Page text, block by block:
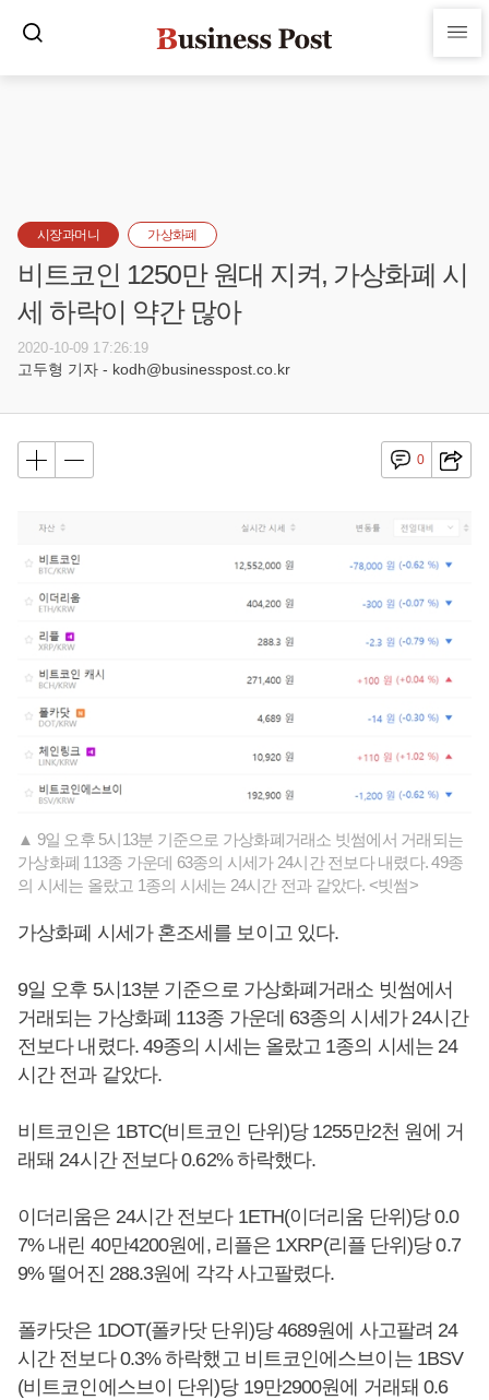
시장과머니 가상화폐
비트코인 1250만 원대 지켜, 가상화폐 시
세 하락이 약간 많아
2020-10-09 17:26:19
고두형 기자 - kodh@businesspost.co.kr
0
▲ 9일 오후 5시13분 기준으로 가상화폐거래소 빗썸에서 거래되는
가상화폐 113종 가운데 63종의 시세가 24시간 전보다 내렸다. 49종
의 시세는 올랐고 1종의 시세는 24시간 전과 같았다. <빗썸>
가상화폐 시세가 혼조세를 보이고 있다.
9일 오후 5시13분 기준으로 가상화폐거래소 빗썸에서
거래되는 가상화폐 113종 가운데 63종의 시세가 24시간
전보다 내렸다. 49종의 시세는 올랐고 1종의 시세는 24
시간 전과 같았다.
비트코인은 1BTC(비트코인 단위)당 1255만2천 원에 거
래돼 24시간 전보다 0.62% 하락했다.
이더리움은 24시간 전보다 1ETH(이더리움 단위)당 0.0
7% 내린 40만4200원에, 리플은 1XRP(리플 단위)당 0.7
9% 떨어진 288.3원에 각각 사고팔렸다.
폴카닷은 1DOT(폴카닷 단위)당 4689원에 사고팔려 24
시간 전보다 0.3% 하락했고 비트코인에스브이는 1BSV
(비트코인에스브이 단위)당 19만2900원에 거래돼 0.6